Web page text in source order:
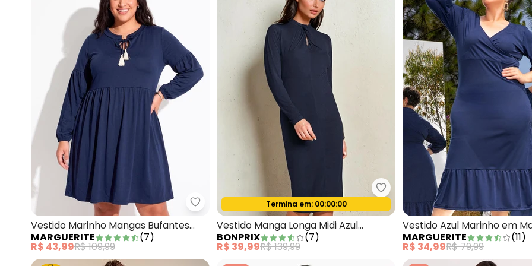
Marguerite - Vestido Marinho Mangas Bufantes Plus Size
Vestido Marinho Mangas Bufantes
Plus Size
MARGUERITE (7)
R$ 43,99R$ 109,99
bonprix - Vestido Manga Longa
Oferta relâmpago
Termina em: 00:00:00
Vestido Manga Longa Midi Azul
Marinho
BONPRIX (7)
R$ 39,99R$ 139,99
Vestido Azul Marinho em
MARGUERITE
(11)
R$ 34,99R$ 79,99